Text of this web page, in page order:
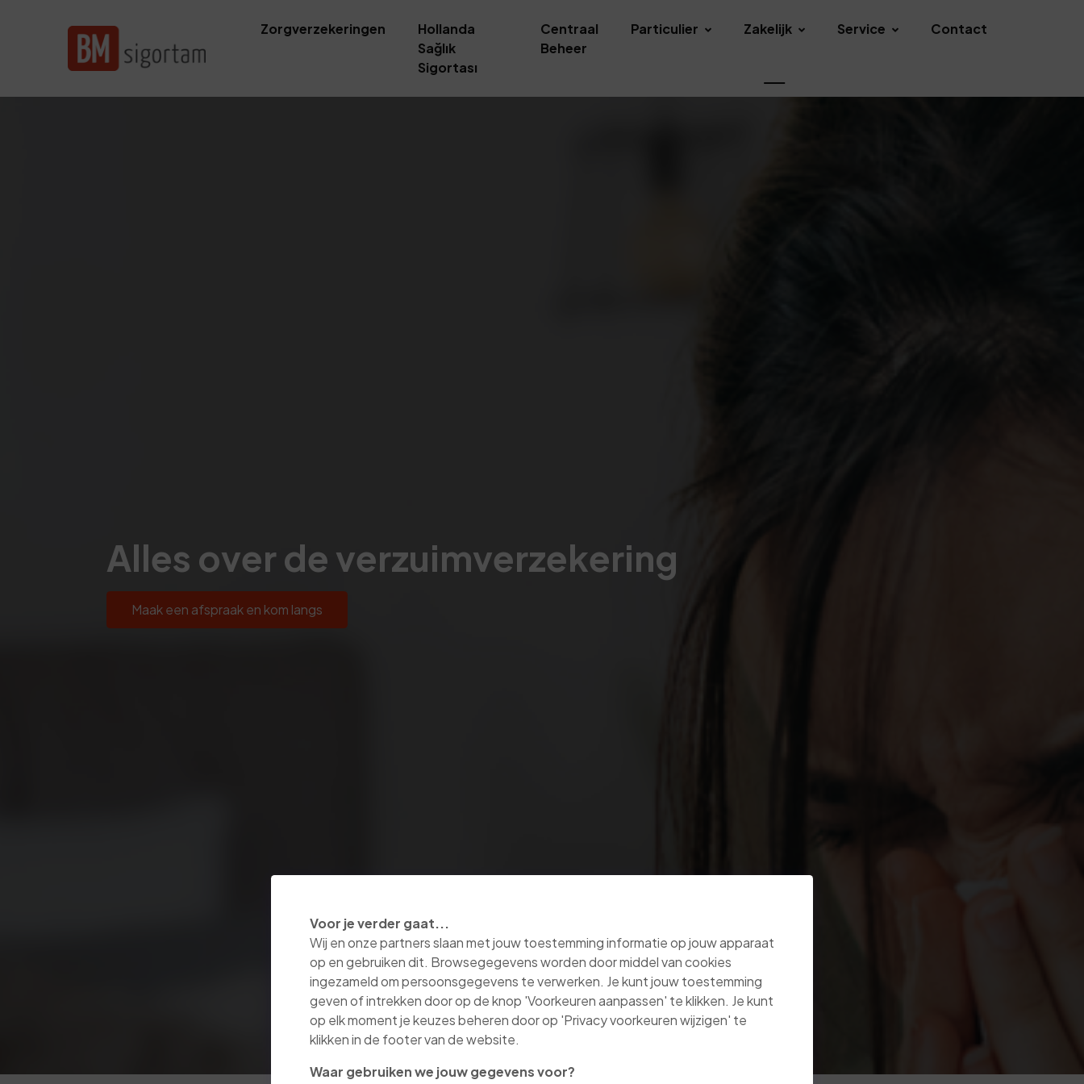
Zorgverzekeringen
Hollanda
Sağlık
Sigortası
Centraal
Beheer
Particulier Zakelijk Service Contact
Alles over de verzuimverzekering
Maak een afspraak en kom langs
Voor je verder gaat...
Wij en onze partners slaan met jouw toestemming informatie op jouw apparaat
op en gebruiken dit. Browsegegevens worden door middel van cookies
ingezameld om persoonsgegevens te verwerken. Je kunt jouw toestemming
geven of intrekken door op de knop 'Voorkeuren aanpassen' te klikken. Je kunt
op elk moment je keuzes beheren door op 'Privacy voorkeuren wijzigen' te
klikken in de footer van de website.
Waar gebruiken we jouw gegevens voor?